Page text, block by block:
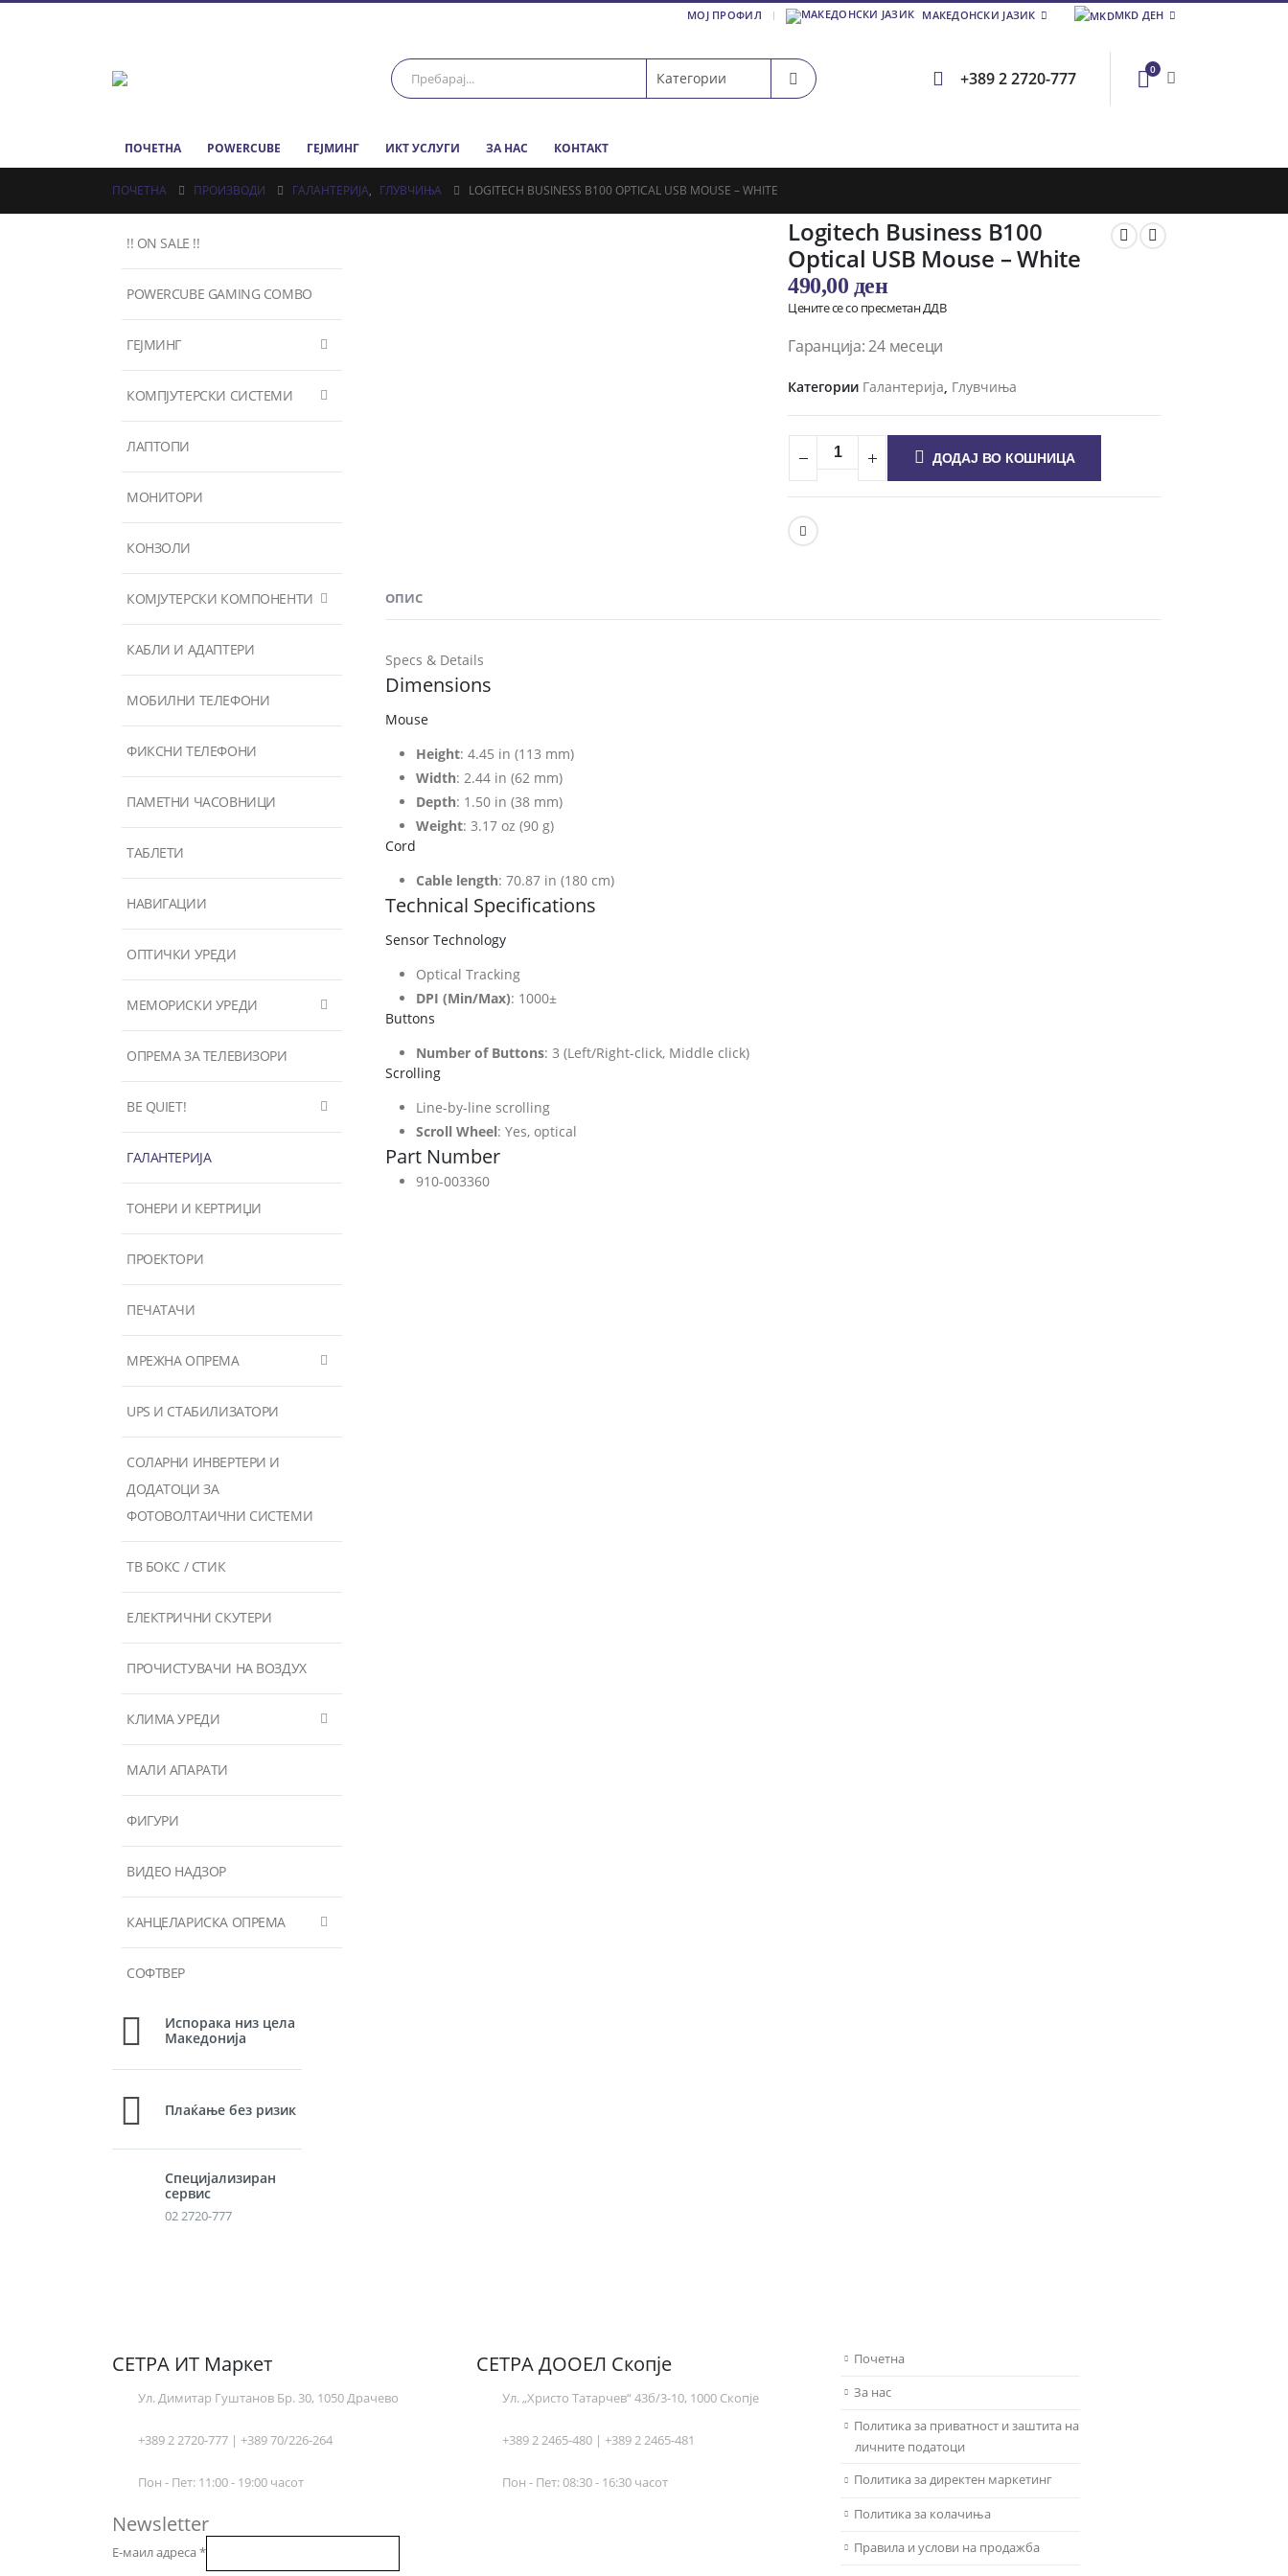
МОЈ ПРОФИЛ МАКЕДОНСКИ ЈАЗИК MKD ДЕН
+389 2 2720-777 0
ПОЧЕТНА POWERCUBE ГЕЈМИНГ ИКТ УСЛУГИ ЗА НАС КОНТАКТ
ПОЧЕТНА ПРОИЗВОДИ ГАЛАНТЕРИЈА, ГЛУВЧИЊА LOGITECH BUSINESS B100 OPTICAL USB MOUSE – WHITE
Logitech Business B100
Optical USB Mouse – White
490,00 ден
Цените се со пресметан ДДВ
Гаранција: 24 месеци
Категории Галантерија, Глувчиња
ДОДАЈ ВО КОШНИЦА
ОПИС
Specs & Details
Dimensions
Mouse
Height: 4.45 in (113 mm)
Width: 2.44 in (62 mm)
Depth: 1.50 in (38 mm)
Weight: 3.17 oz (90 g)
Cord
Cable length: 70.87 in (180 cm)
Technical Specifications
Sensor Technology
Optical Tracking
DPI (Min/Max): 1000±
Buttons
Number of Buttons: 3 (Left/Right-click, Middle click)
Scrolling
Line-by-line scrolling
Scroll Wheel: Yes, optical
Part Number
910-003360
!! ON SALE !!
POWERCUBE GAMING COMBO
ГЕЈМИНГ
КОМПЈУТЕРСКИ СИСТЕМИ
ЛАПТОПИ
МОНИТОРИ
КОНЗОЛИ
КОМЈУТЕРСКИ КОМПОНЕНТИ
КАБЛИ И АДАПТЕРИ
МОБИЛНИ ТЕЛЕФОНИ
ФИКСНИ ТЕЛЕФОНИ
ПАМЕТНИ ЧАСОВНИЦИ
ТАБЛЕТИ
НАВИГАЦИИ
ОПТИЧКИ УРЕДИ
МЕМОРИСКИ УРЕДИ
ОПРЕМА ЗА ТЕЛЕВИЗОРИ
BE QUIET!
ГАЛАНТЕРИЈА
ТОНЕРИ И КЕРТРИЏИ
ПРОЕКТОРИ
ПЕЧАТАЧИ
МРЕЖНА ОПРЕМА
UPS И СТАБИЛИЗАТОРИ
СОЛАРНИ ИНВЕРТЕРИ И
ДОДАТОЦИ ЗА
ФОТОВОЛТАИЧНИ СИСТЕМИ
ТВ БОКС / СТИК
ЕЛЕКТРИЧНИ СКУТЕРИ
ПРОЧИСТУВАЧИ НА ВОЗДУХ
КЛИМА УРЕДИ
МАЛИ АПАРАТИ
ФИГУРИ
ВИДЕО НАДЗОР
КАНЦЕЛАРИСКА ОПРЕМА
СОФТВЕР
Испорака низ цела
Македонија
Плаќање без ризик
Специјализиран
сервис
02 2720-777
СЕТРА ИТ Маркет
Ул. Димитар Гуштанов Бр. 30, 1050 Драчево
+389 2 2720-777 | +389 70/226-264
Пон - Пет: 11:00 - 19:00 часот
Newsletter
Е-маил адреса*
СЕТРА ДООЕЛ Скопје
Ул. „Христо Татарчев“ 43б/3-10, 1000 Скопје
+389 2 2465-480 | +389 2 2465-481
Пон - Пет: 08:30 - 16:30 часот
Почетна
За нас
Политика за приватност и заштита на
личните податоци
Политика за директен маркетинг
Политика за колачиња
Правила и услови на продажба